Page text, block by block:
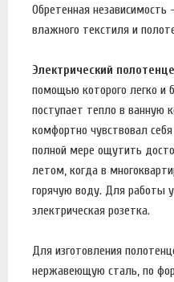
Обретенная
влажного текстиля и
Электрический
помощью которого легко и
поступает тепло в ванную
комфортно чувствовал
полной мере ощутить
летом, когда в
горячую воду. Для работы
электрическая розетка.
Для изготовления
нержавеющую сталь, по